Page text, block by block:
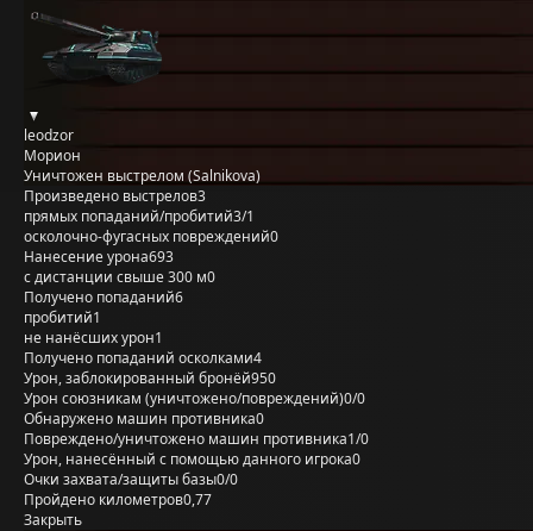
leodzor
Морион
Уничтожен выстрелом (Salnikova)
Произведено выстрелов3
прямых попаданий/пробитий3/1
осколочно-фугасных повреждений0
Нанесение урона693
с дистанции свыше 300 м0
Получено попаданий6
пробитий1
не нанёсших урон1
Получено попаданий осколками4
Урон, заблокированный бронёй950
Урон союзникам (уничтожено/повреждений)0/0
Обнаружено машин противника0
Повреждено/уничтожено машин противника1/0
Урон, нанесённый с помощью данного игрока0
Очки захвата/защиты базы0/0
Пройдено километров0,77
Закрыть